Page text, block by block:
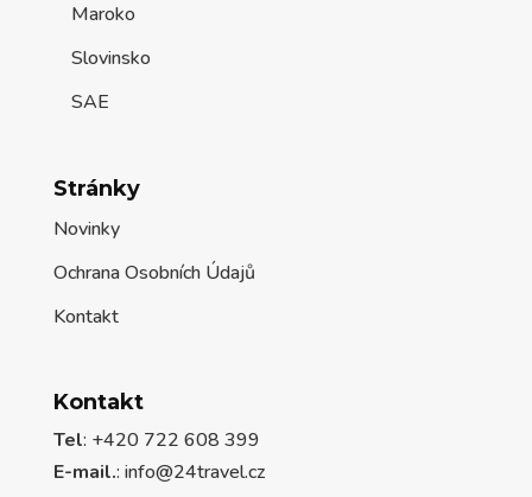
Maroko
Slovinsko
SAE
Stránky
Novinky
Ochrana Osobních Údajů
Kontakt
Kontakt
Tel: +420 722 608 399
E-mail.: info@24travel.cz